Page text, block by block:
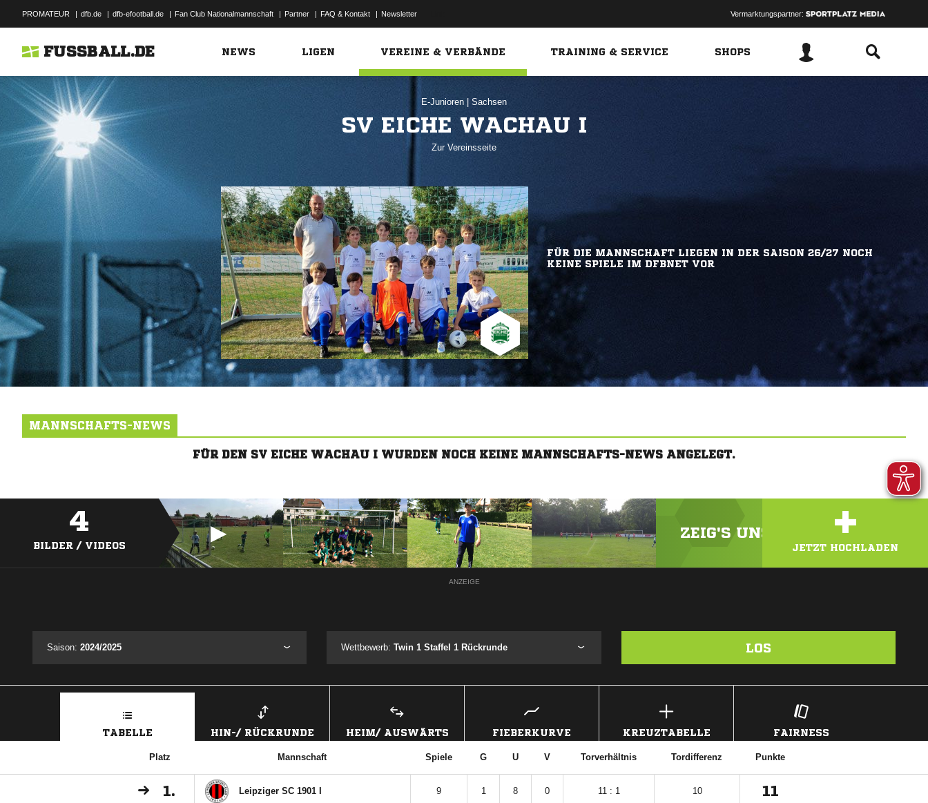
PROMATEUR | dfb.de | dfb-efootball.de | Fan Club Nationalmannschaft | Partner | FAQ & Kontakt | Newsletter Vermarktungspartner:
FUSSBALL.DE NEWS LIGEN VEREINE & VERBÄNDE TRAINING & SERVICE SHOPS
E-Junioren Sachsen
SV EICHE WACHAU I
Zur Vereinsseite
FÜR DIE MANNSCHAFT LIEGEN IN DER SAISON 26/27 NOCH
KEINE SPIELE IM DFBNET VOR
MANNSCHAFTS-NEWS
FÜR DEN SV EICHE WACHAU I WURDEN NOCH KEINE MANNSCHAFTS-NEWS ANGELEGT.
4
BILDER / VIDEOS
ZEIG'S UNS! LADE DEIN VIDEO
+
JETZT HOCHLADEN
ANZEIGE
Saison: 2024/2025 Wettbewerb:Twin 1 Staffel 1 Rückrunde LOS
TABELLE HIN-/ RÜCKRUNDE HEIM/ AUSWÄRTS FIEBERKURVE KREUZTABELLE FAIRNESS
Platz Mannschaft Spiele G U V Torverhältnis Tordifferenz Punkte
1. Leipziger SC 1901 I 9 1 8 0 11 : 1 10 11